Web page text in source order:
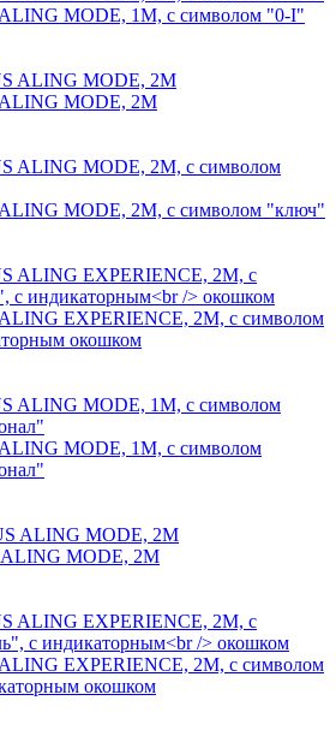
MODE, 1М, с символом "0-I"
MODE, 2М
MODE, 2М, с символом "ключ"
EXPERIENCE, 2М, с символом
окошком
MODE, 1М, с символом
ALING MODE, 2М
EXPERIENCE, 2М, с символом
окошком